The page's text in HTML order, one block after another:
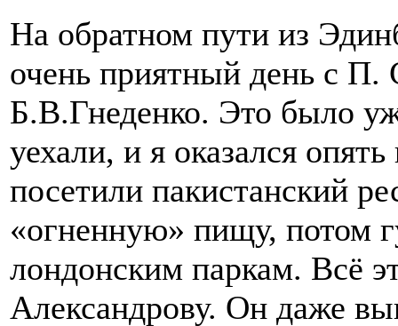
На обратном пути из
очень приятный день с
Б.В.Гнеденко. Это было
уехали, и я оказался
посетили пакистанский
«огненную» пищу, потом
лондонским паркам. Всё
Александрову. Он даже